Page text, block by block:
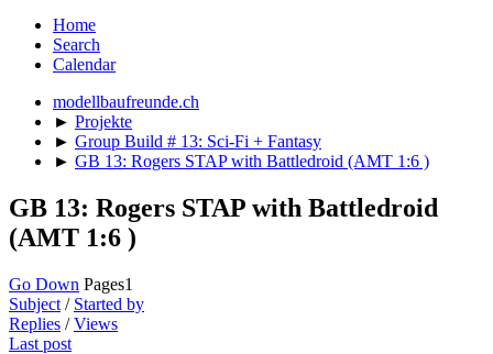
Home
Search
Calendar
modellbaufreunde.ch
► Projekte
► Group Build # 13: Sci-Fi + Fantasy
► GB 13: Rogers STAP with Battledroid (AMT 1:6 )
GB 13: Rogers STAP with Battledroid
(AMT 1:6 )
Go Down Pages1
Subject / Started by
Replies /Views
Last post